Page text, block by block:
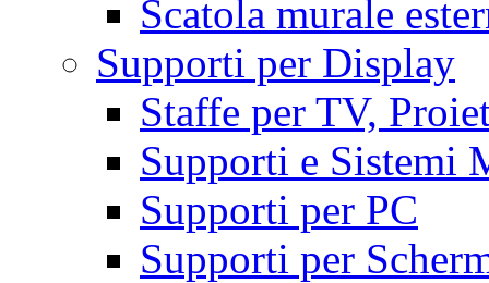
Scatola murale
Supporti per Display
Staffe per TV,
Supporti e Sistemi
Supporti per PC
Supporti per